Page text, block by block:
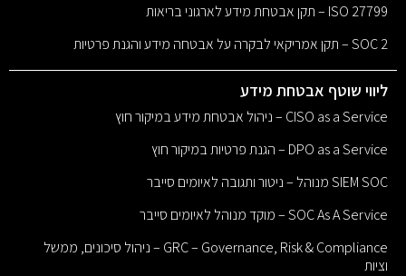
ISO 27799 – תקן אבטחת מידע לארגוני בריאות
SOC 2 – תקן אמריקאי לבקרה על אבטחה מידע והגנת פרטיות
ליווי שוטף אבטחת מידע
CISO as a Service – ניהול אבטחת מידע במיקור חוץ
DPO as a Service – הגנת פרטיות במיקור חוץ
SIEM SOC מנוהל – ניטור ותגובה לאיומים סייבר
SOC As A Service – מוקד מנוהל לאיומים סייבר
GRC – Governance, Risk & Compliance – ניהול סיכונים, ממשל
וציות